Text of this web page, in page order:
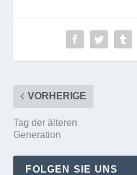
VORHERIGE
Tag der älteren
Generation
FOLGEN SIE UNS